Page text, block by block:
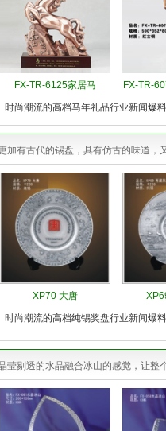
FX-TR-6125家居马 FX-TR-
时尚潮流的高档马年礼品行业新闻爆
加有古代的锡盘，具有仿古的味道，
XP70 大唐
时尚潮流的高档纯锡奖盘行业新闻爆
莹剔透的水晶融合冰山的感觉，让整